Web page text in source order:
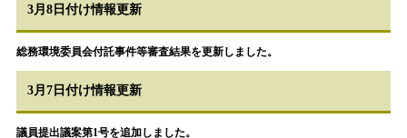
3月8日付け情報更新
総務環境委員会付託事件等審査結果を更新しました。
3月7日付け情報更新
議員提出議案第1号を追加しました。